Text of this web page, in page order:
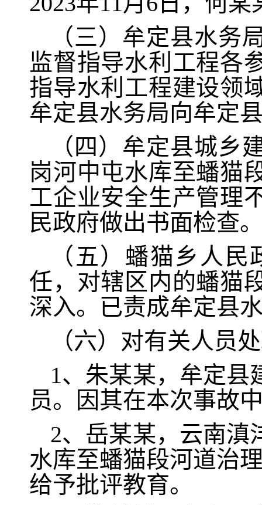
（三）牟定县水务
监督指导水利工程各
指导水利工程建设领
牟定县水务局向牟定
（四）牟定县城乡
岗河中屯水库至蟠猫
工企业安全生产管理
民政府做出书面检查
（五）蟠猫乡人
任，对辖区内的蟠猫
深入。已责成牟定县
（六）对有关人员
1、朱某某，牟定县
员。因其在本次事故
2、岳某某，云南滇
水库至蟠猫段河道治
给予批评教育。